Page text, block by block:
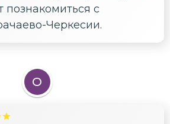
познакомиться с
Черкесии.
О